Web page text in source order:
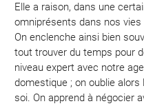
Elle a raison, dans une
omniprésents dans nos
On enclenche ainsi bien
tout trouver du temps pour
niveau expert avec notre
domestique ; on oublie alors
soi. On apprend à négocier